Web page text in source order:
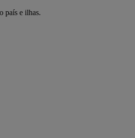
país e ilhas.